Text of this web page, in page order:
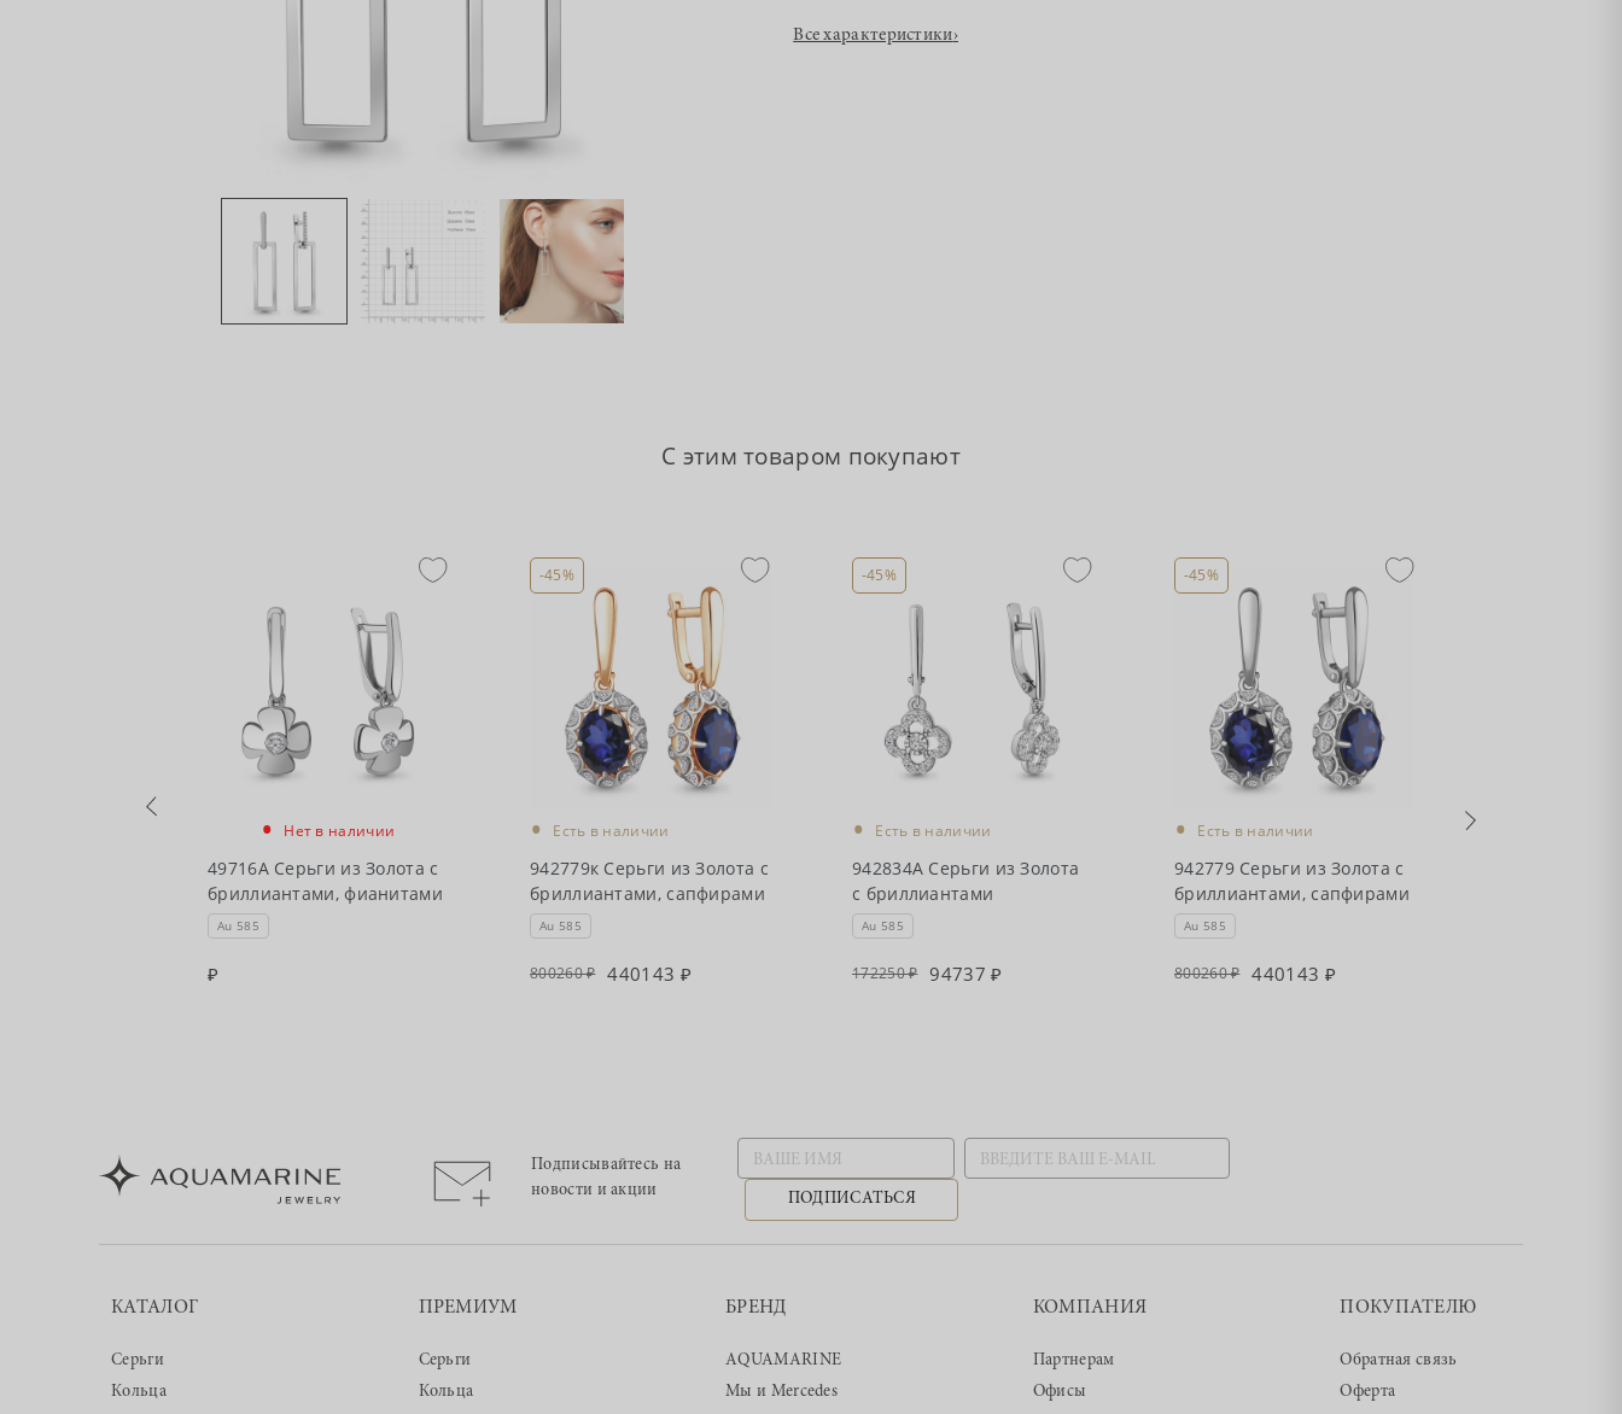
Все характеристики›
С этим товаром покупают
• Нет в наличии
49716А Серьги из Золота с
бриллиантами, фианитами
Au 585
-45%
• Есть в наличии
942779к Серьги из Золота с
бриллиантами, сапфирами
Au 585
800260 440143
-45%
• Есть в наличии
942834А Серьги из Золота
с бриллиантами
Au 585
172250 94737
-45%
• Есть в наличии
942779 Серьги из Золота с
бриллиантами, сапфирами
Au 585
800260 440143
Подписывайтесь на
новости и акции
ПОДПИСАТЬСЯ
КАТАЛОГ
Серьги
Кольца
ПРЕМИУМ
Серьги
Кольца
БРЕНД
AQUAMARINE
Мы и Mercedes
КОМПАНИЯ
Партнерам
Офисы
ПОКУПАТЕЛЮ
Обратная связь
Оферта